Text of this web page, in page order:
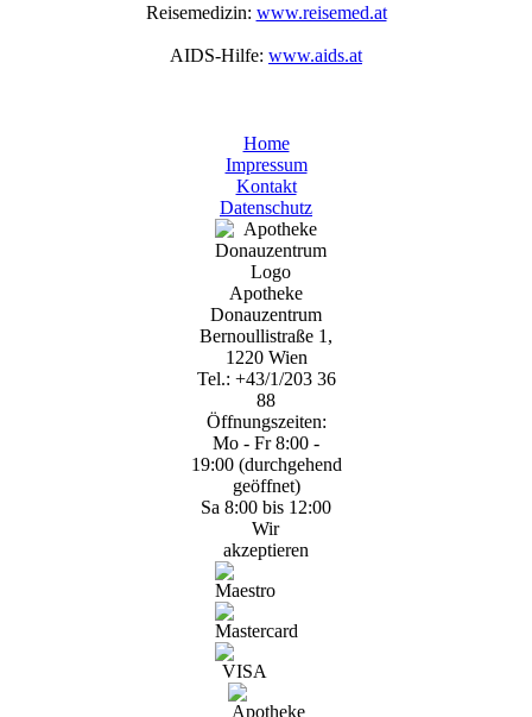
Reisemedizin: www.reisemed.at
AIDS-Hilfe: www.aids.at
Home
Impressum
Kontakt
Datenschutz
Apotheke
Donauzentrum
Bernoullistraße 1,
1220 Wien
Tel.: +43/1/203 36
88
Öffnungszeiten:
Mo - Fr 8:00 -
19:00 (durchgehend
geöffnet)
Sa 8:00 bis 12:00
Wir
akzeptieren